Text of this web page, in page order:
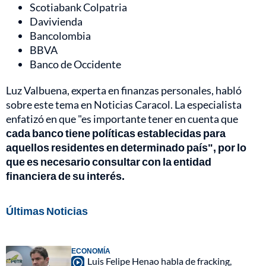
Scotiabank Colpatria
Davivienda
Bancolombia
BBVA
Banco de Occidente
Luz Valbuena, experta en finanzas personales, habló
sobre este tema en Noticias Caracol. La especialista
enfatizó en que "es importante tener en cuenta que
cada banco tiene políticas establecidas para
aquellos residentes en determinado país", por lo
que es necesario consultar con la entidad
financiera de su interés.
Últimas Noticias
ECONOMÍA
Luis Felipe Henao habla de fracking,